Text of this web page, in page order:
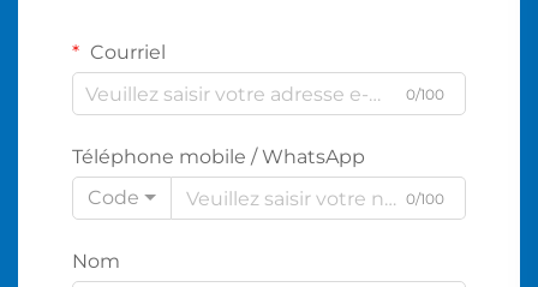
Courriel
0/100
Téléphone mobile / WhatsApp
Code
0/100
Nom